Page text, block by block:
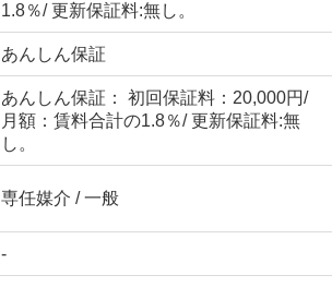
1.8％/ 更新保証料:無し。
あんしん保証
あんしん保証： 初回保証料：20,000円/
月額：賃料合計の1.8％/ 更新保証料:無
し。
専任媒介 / 一般
-